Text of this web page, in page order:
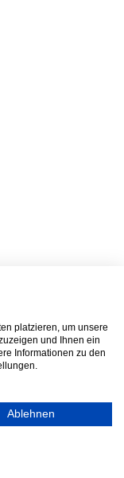
platzieren, um unsere
und Ihnen ein
Informationen zu den
Ablehnen